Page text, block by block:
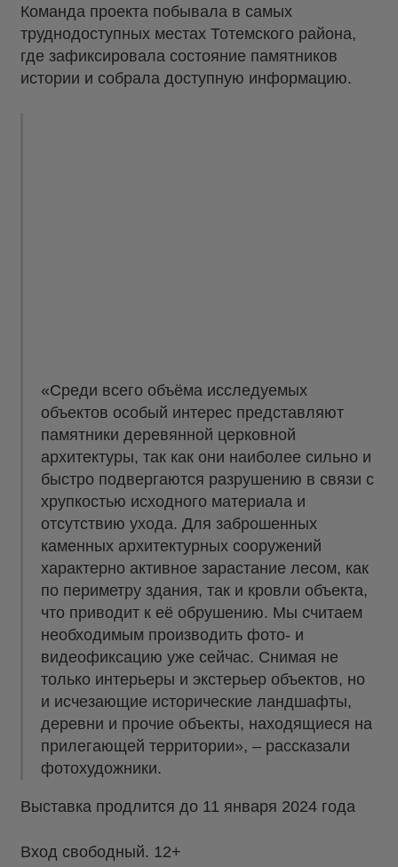
Команда проекта побывала в самых
труднодоступных местах Тотемского района,
где зафиксировала состояние памятников
истории и собрала доступную информацию.
«Среди всего объёма исследуемых
объектов особый интерес представляют
памятники деревянной церковной
архитектуры, так как они наиболее сильно и
быстро подвергаются разрушению в связи с
хрупкостью исходного материала и
отсутствию ухода. Для заброшенных
каменных архитектурных сооружений
характерно активное зарастание лесом, как
по периметру здания, так и кровли объекта,
что приводит к её обрушению. Мы считаем
необходимым производить фото- и
видеофиксацию уже сейчас. Снимая не
только интерьеры и экстерьер объектов, но
и исчезающие исторические ландшафты,
деревни и прочие объекты, находящиеся на
прилегающей территории», – рассказали
фотохудожники.
Выставка продлится до 11 января 2024 года
Вход свободный. 12+